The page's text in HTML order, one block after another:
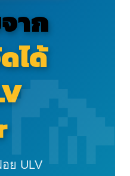
าก
ได้
ย ULV